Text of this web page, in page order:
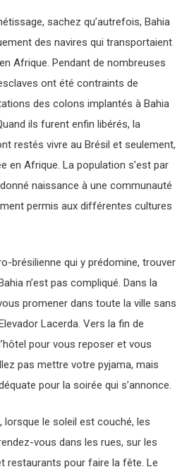
sachez qu’autrefois, Bahia
des navires qui transportaient
Afrique. Pendant de nombreuses
ont été contraints de
des colons implantés à Bahia
ils furent enfin libérés, la
restés vivre au Brésil et seulement,
en Afrique. La population s’est par
naissance à une communauté
permis aux différentes cultures
brésilienne qui y prédomine, trouver
n’est pas compliqué. Dans la
promener dans toute la ville sans
Lacerda. Vers la fin de
pour vous reposer et vous
pas mettre votre pyjama, mais
pour la soirée qui s’annonce.
lorsque le soleil est couché, les
vous dans les rues, sur les
restaurants pour faire la fête. Le